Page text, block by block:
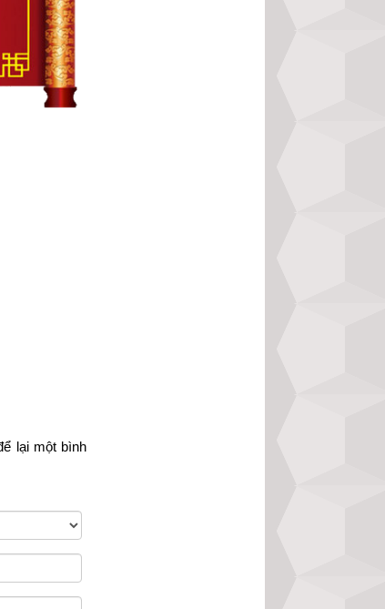
này qua đời
Theo sách
minh nên
lại một bình